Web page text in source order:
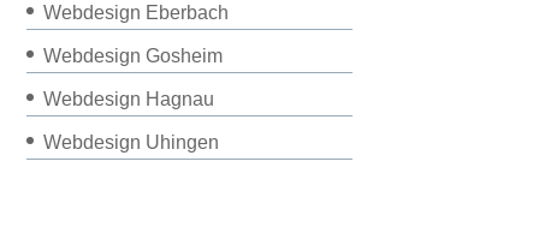
Webdesign Eberbach
Webdesign Gosheim
Webdesign Hagnau
Webdesign Uhingen